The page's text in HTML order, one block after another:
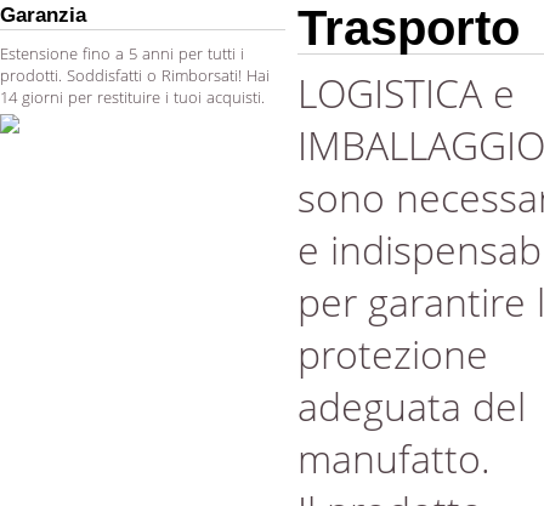
Garanzia
Estensione fino a 5 anni per tutti i
prodotti. Soddisfatti o Rimborsati! Hai
14 giorni per restituire i tuoi acquisti.
Trasporto
LOGISTICA e
IMBALLAGGIO
sono
e
per garantire
protezione
adeguata del
manufatto.